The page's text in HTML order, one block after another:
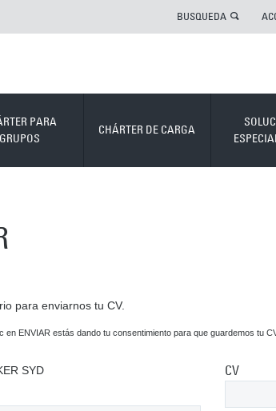
BUSQUEDA
PARA
GRUPOS
CHÁRTER DE CARGA
para enviarnos tu CV.
en ENVIAR estás dando tu consentimiento para que guardemos tu
SYD
CV